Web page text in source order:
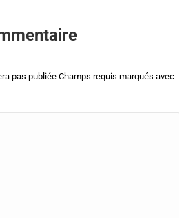
pas publiée Champs requis marqués avec